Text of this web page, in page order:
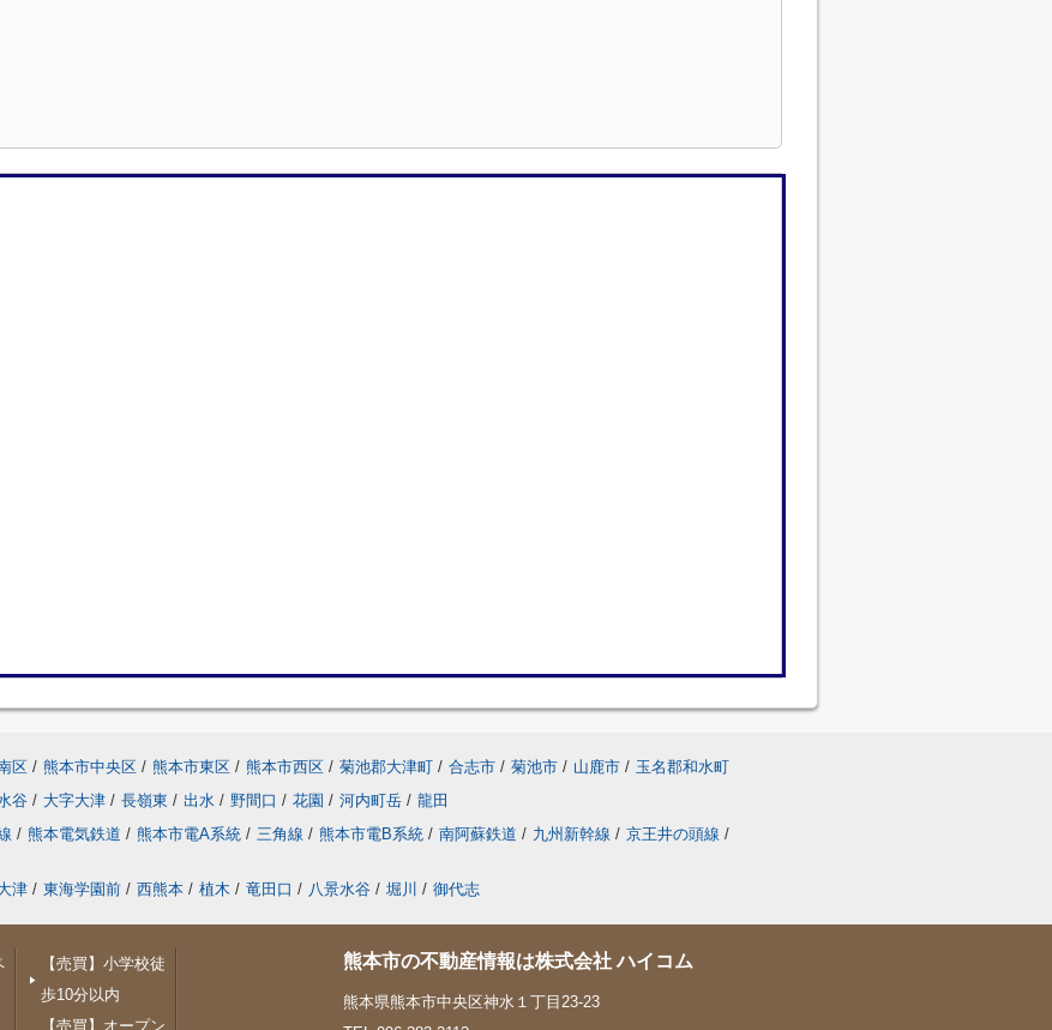
区 / 熊本市中央区 / 熊本市東区 / 熊本市西区 / 菊池郡大津町 / 合志市 / 菊池市 / 山鹿市 / 玉名郡和水町
谷 / 大字大津 / 長嶺東 / 出水 / 野間口 / 花園 / 河内町岳 / 龍田
/ 熊本電気鉄道 / 熊本市電A系統 / 三角線 / 熊本市電B系統 / 南阿蘇鉄道 / 九州新幹線 / 京王井の頭線 /
津 / 東海学園前 / 西熊本 / 植木 / 竜田口 / 八景水谷 / 堀川 / 御代志
【売買】小学校徒
歩10分以内
【売買】オープン
熊本市の不動産情報は株式会社 ハイコム
熊本県熊本市中央区神水１丁目23-23